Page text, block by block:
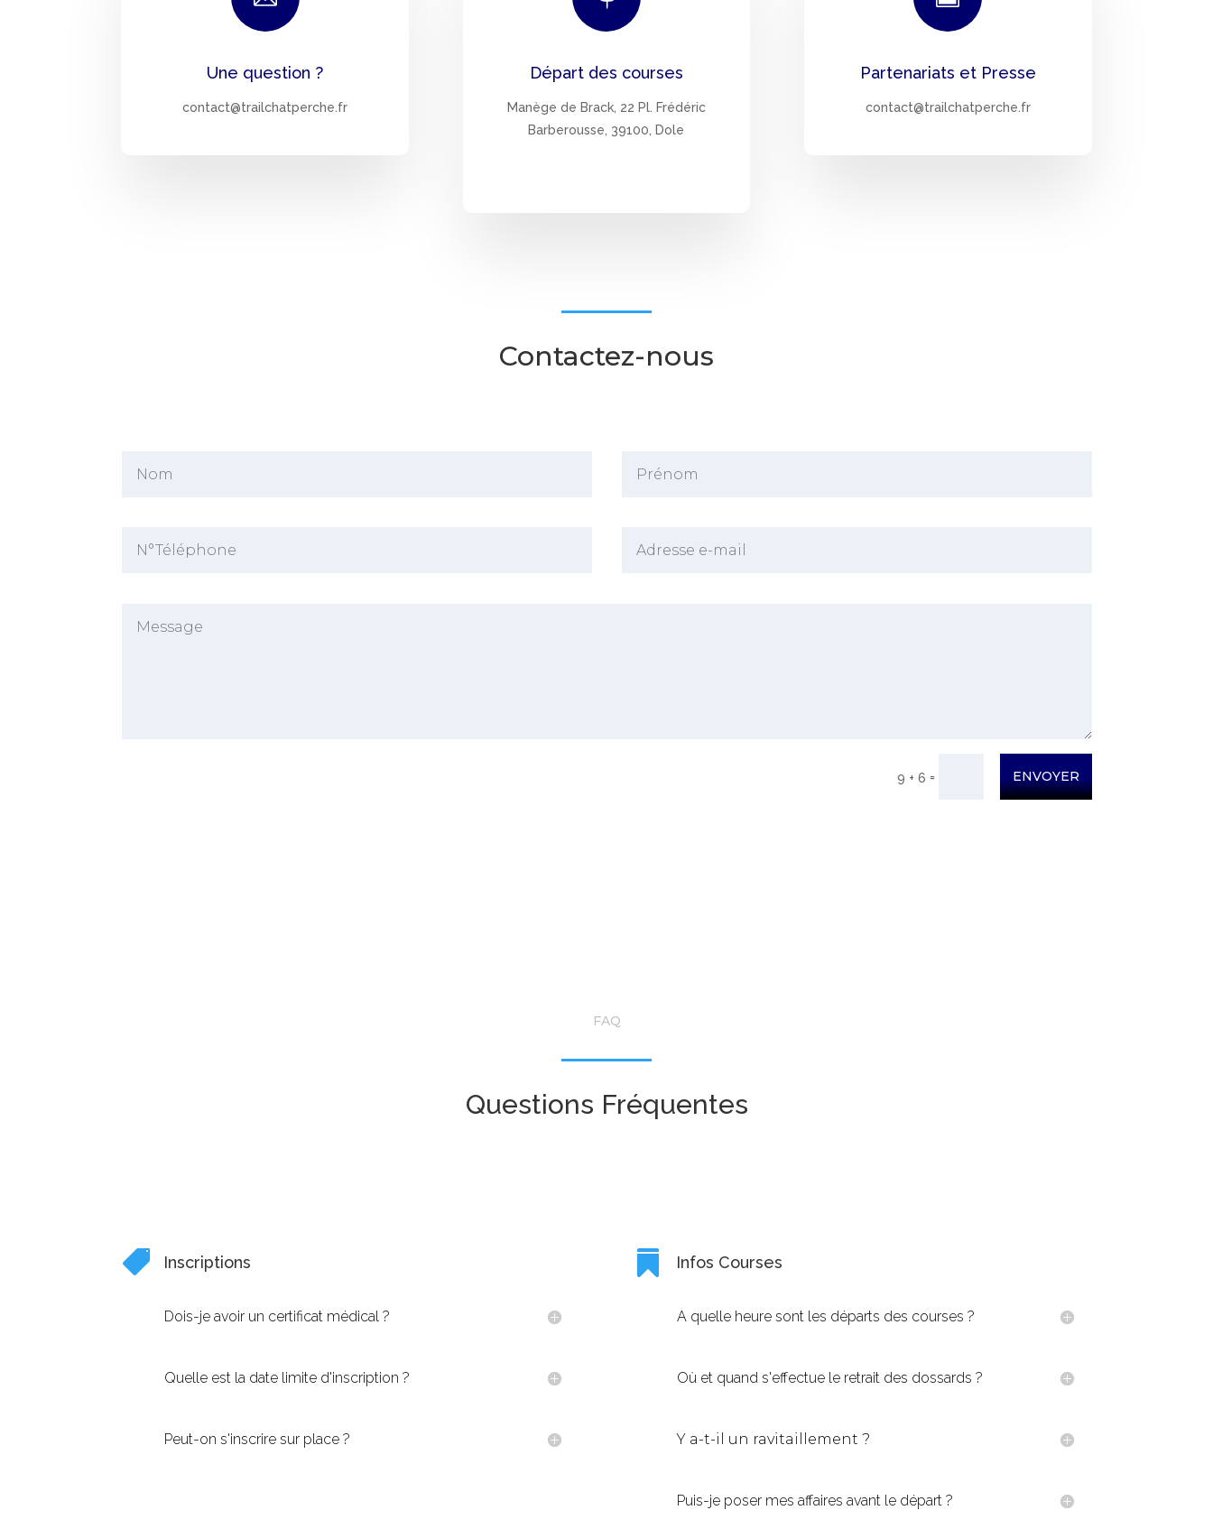
Une question ?
contact@trailchatperche.fr
Départ des courses
Manège de Brack, 22 Pl. Frédéric
Barberousse, 39100, Dole
Partenariats et Presse
contact@trailchatperche.fr
Contactez-nous
9 + 6 = ENVOYER
FAQ
Questions Fréquentes
 Inscriptions
Dois-je avoir un certificat médical ?
Quelle est la date limite d'inscription ?
Peut-on s'inscrire sur place ?
 Infos Courses
A quelle heure sont les départs des courses ?
Où et quand s'effectue le retrait des dossards ?
Y a-t-il un ravitaillement ?
Puis-je poser mes affaires avant le départ ?